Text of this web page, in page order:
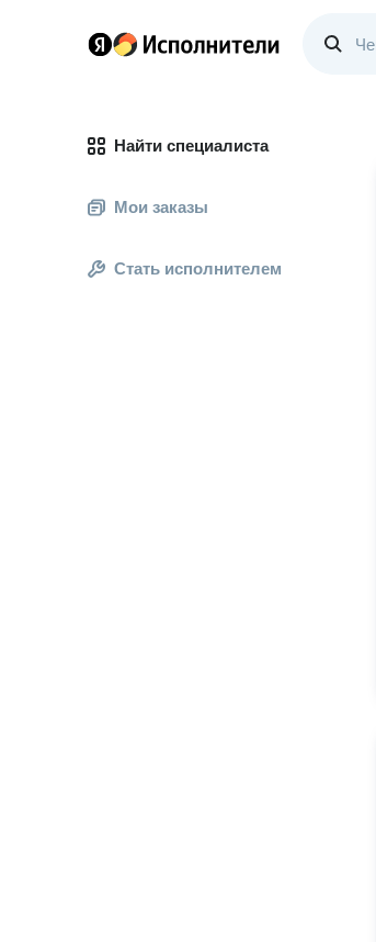
Найти специалиста
Мои заказы
Стать исполнителем